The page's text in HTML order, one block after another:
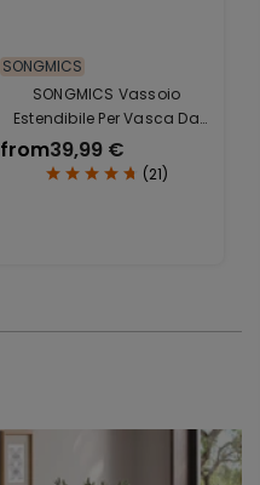
SONGMICS
SONGMICS Vassoio
Estendibile Per Vasca Da
Bagno
from39,99 €
(21)